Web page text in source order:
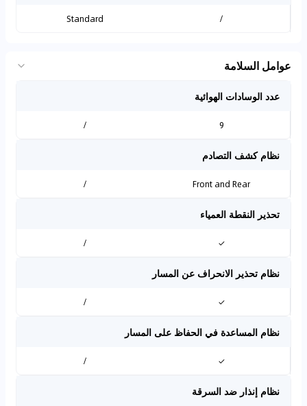
/
Standard
عوامل السلامة
عدد الوسادات الهوائية
9
/
نظام كشف التصادم
Front and Rear
/
تحذير النقطة العمياء
✓
/
نظام تحذير الانحراف عن المسار
✓
/
نظام المساعدة في الحفاظ على المسار
✓
/
نظام إنذار ضد السرقة